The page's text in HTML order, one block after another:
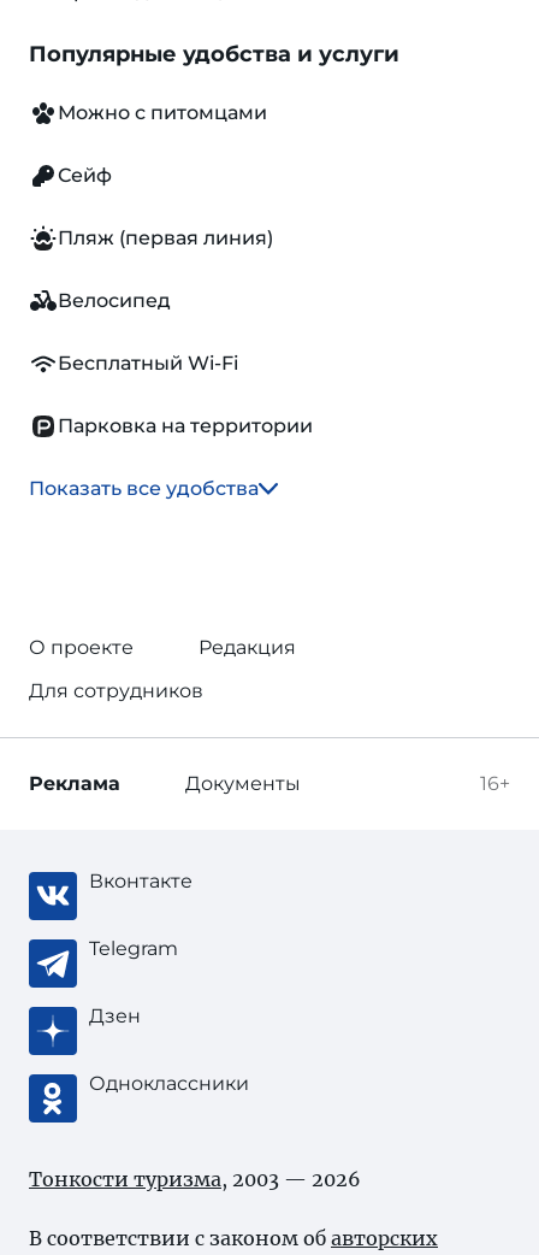
Популярные удобства и услуги
Можно с питомцами
Сейф
Пляж (первая линия)
Велосипед
Бесплатный Wi-Fi
Парковка на территории
Показать все удобства
О проекте
Редакция
Для сотрудников
16+
Реклама Документы
Вконтакте
Telegram
Дзен
Одноклассники
Тонкости туризма, 2003 — 2026
В соответствии с законом об авторских